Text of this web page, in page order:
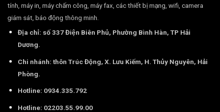
tính, máy in, máy chấm công, máy fax, các thiết bị mạng, wifi, camera
giám sát, báo động thông minh.
Địa chỉ: số 337 Điện Biên Phủ, Phường Bình Hàn, TP Hải
Dương.
Chi nhánh: thôn Trúc Động, X. Lưu Kiếm, H. Thủy Nguyên, Hải
Phòng.
Hotline: 0934.335.792
Hotline: 02203.55.99.00